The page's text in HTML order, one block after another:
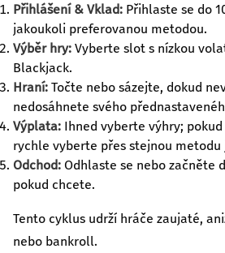
Přihlášení & Vklad: Přihlaste se do
jakoukoli preferovanou metodou.
Výběr hry: Vyberte slot s nízkou
Blackjack.
Hraní: Točte nebo sázejte, dokud
nedosáhnete svého
Výplata: Ihned vyberte výhry;
rychle vyberte přes stejnou metodu
Odchod: Odhlaste se nebo začněte
pokud chcete.
Tento cyklus udrží hráče zaujaté,
nebo bankroll.